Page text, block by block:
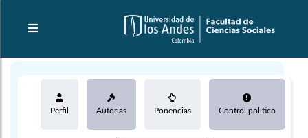
Perfil Autorías Ponencias Control político